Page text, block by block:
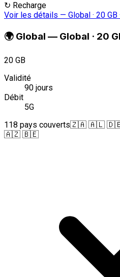
↻ Recharge
Voir les détails — Global · 20 GB
🌍 Global — Global · 20
20 GB
Validité
90 jours
Débit
5G
118 pays couverts🇿🇦 🇦🇱
🇦🇿 🇧🇪